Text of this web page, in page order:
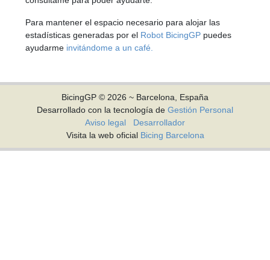
Para mantener el espacio necesario para alojar las
estadísticas generadas por el Robot BicingGP puedes
ayudarme invitándome a un café.
BicingGP © 2026 ~ Barcelona, España
Desarrollado con la tecnología de Gestión Personal
Aviso legal
Desarrollador
Visita la web oficial Bicing Barcelona